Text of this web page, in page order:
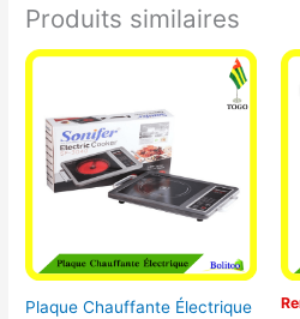
Produits similaires
Plaque Chauffante Électrique